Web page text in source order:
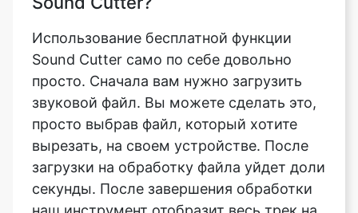
просто. Сначала вам нужно загрузить
звуковой файл. Вы можете сделать это,
просто выбрав файл, который хотите
вырезать, на своем устройстве. После
загрузки на обработку файла уйдет доли
секунды. После завершения обработки
наш инструмент отобразит весь трек на
вашем экране. Затем вы можете
выбрать определенную часть звукового
файла, которую хотите вырезать. Наш